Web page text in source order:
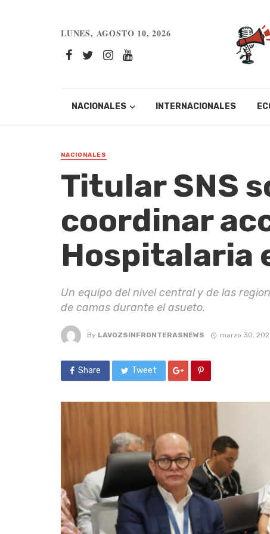
LUNES, AGOSTO 10, 2026
NACIONALES INTERNACIONALES
NACIONALES
Titular SNS
coordinar
Hospitalaria
Un equipo del nivel central y de las
de camas durante el asueto.
By LAVOZSINFRONTERASNEWS marzo 30,
Share Tweet